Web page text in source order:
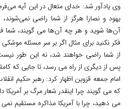
وی یادآور شد: خدای متعال در این آیه
یهود و نصارا هرگز از شما راضی
آن‌ها شوید و هر چه آن‌ها می گویند، شما
فکر نکنید برای مثال اگر بر سر مسئله
از شما راضی خواهند شد، نه این طور
پس از دیگری از راه می رسد، تا جایی که
امام جمعه قزوین اظهار کرد: رهبر حکیم
که می گویند چرا اینقدر شعار مرگ بر آمریکا
می دهید، چرا با آمریکا مذاکره مستقیم